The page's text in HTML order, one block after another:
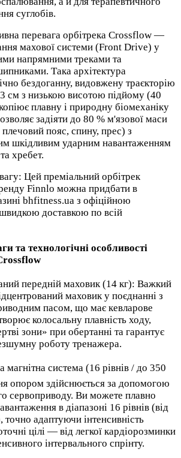
суглобів.
перевага орбітрека Crossflow —
махової системи (Front Drive) у
напрямними треками та
Така архітектура
бездоганну, видовжену траєкторію
см з низькою висотою підйому (40
плавну і природну біомеханіку
задіяти до 80 % м'язової маси
плечовий пояс, спину, прес) з
шкідливим ударним навантаженням
хребет.
Цей преміальний орбітрек
Finnlo можна придбати в
bhfitness.ua з офіційною
доставкою по всій
та технологічні особливості
передній маховик (14 кг): Важкий
маховик у поєднанні з
пасом, що має кевларове
колосальну плавність ходу,
зони» при обертанні та гарантує
роботу тренажера.
система (16 рівнів / до 350
опором здійснюється за допомогою
сервоприводу. Ви можете плавно
в діапазоні 16 рівнів (від
адаптуючи інтенсивність
цілі — від легкої кардіорозминки
інтервального спрінту.